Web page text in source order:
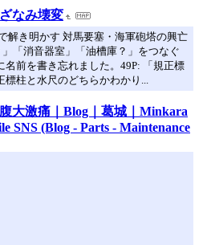
なみ壊変
解き明かす 対馬要塞・海軍砲塔の興亡
「消音器室」「油槽庫？」をつなぐ
名前を書き忘れました。49P: 「規正標
柱と水尺のどちらかわかり...
大激痛｜Blog｜葛城｜Minkara
SNS (Blog - Parts - Maintenance